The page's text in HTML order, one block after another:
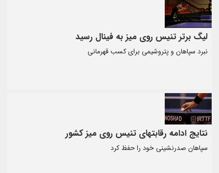
لیگ برتر تنیس روی میز به فینال رسید
نبرد سپاهان و پتروشیمی برای کسب قهرمانی
نتایج ادامه رقابتهای تنیس روی میز کشور
سپاهان صدرنشینی خود را حفظ کرد